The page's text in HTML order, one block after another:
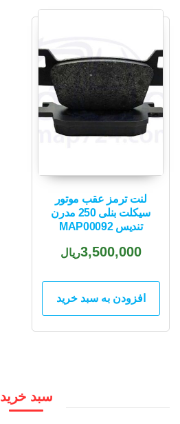
لنت ترمز عقب موتور
سیکلت بنلی 250 مدرن
تندیس MAP00092
3,500,000ریال
افزودن به سبد خرید
سبد خرید